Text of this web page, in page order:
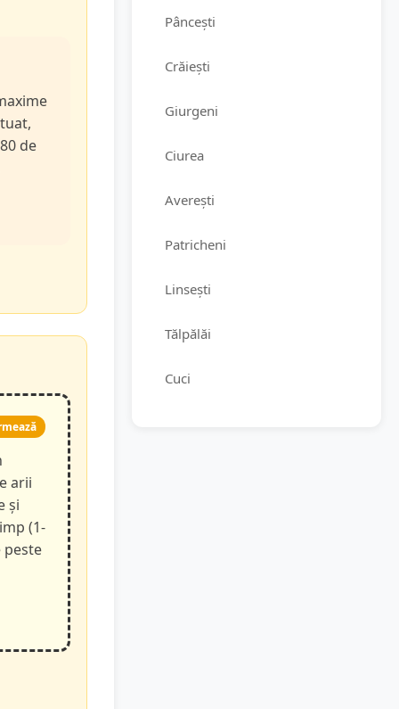
de
arii
și
(1-
peste
Pâncești
Crăiești
Giurgeni
Ciurea
Averești
Patricheni
Linsești
Tălpălăi
Cuci